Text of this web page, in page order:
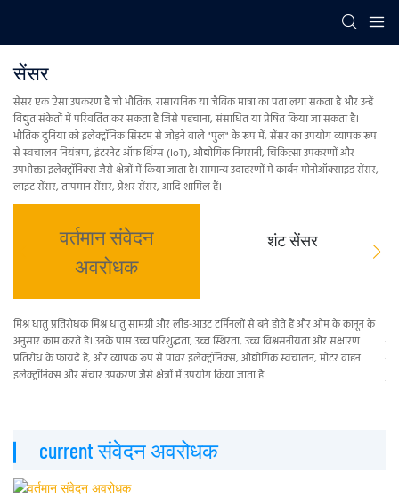
सेंसर
सेंसर एक ऐसा उपकरण है जो भौतिक, रासायनिक या जैविक मात्रा का पता लगा सकता है और उन्हें
विद्युत संकेतों में परिवर्तित कर सकता है जिसे पहचाना, संसाधित या प्रेषित किया जा सकता है।
भौतिक दुनिया को इलेक्ट्रॉनिक सिस्टम से जोड़ने वाले "पुल" के रूप में, सेंसर का उपयोग व्यापक रूप
से स्वचालन नियंत्रण, इंटरनेट ऑफ थिंग्स (IoT), औद्योगिक निगरानी, ​​चिकित्सा उपकरणों और
उपभोक्ता इलेक्ट्रॉनिक्स जैसे क्षेत्रों में किया जाता है। सामान्य उदाहरणों में कार्बन मोनोऑक्साइड सेंसर,
लाइट सेंसर, तापमान सेंसर, प्रेशर सेंसर, आदि शामिल हैं।
वर्तमान संवेदन
अवरोधक
शंट सेंसर
मिश्र धातु प्रतिरोधक मिश्र धातु सामग्री और लीड-आउट टर्मिनलों से बने होते हैं और ओम के कानून के
अनुसार काम करते हैं। उनके पास उच्च परिशुद्धता, उच्च स्थिरता, उच्च विश्वसनीयता और संक्षारण
प्रतिरोध के फायदे हैं, और व्यापक रूप से पावर इलेक्ट्रॉनिक्स, औद्योगिक स्वचालन, मोटर वाहन
इलेक्ट्रॉनिक्स और संचार उपकरण जैसे क्षेत्रों में उपयोग किया जाता है
▏ current संवेदन अवरोधक